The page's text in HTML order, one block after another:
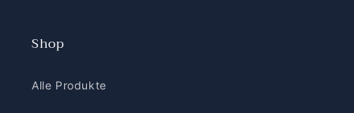
Shop
Alle Produkte